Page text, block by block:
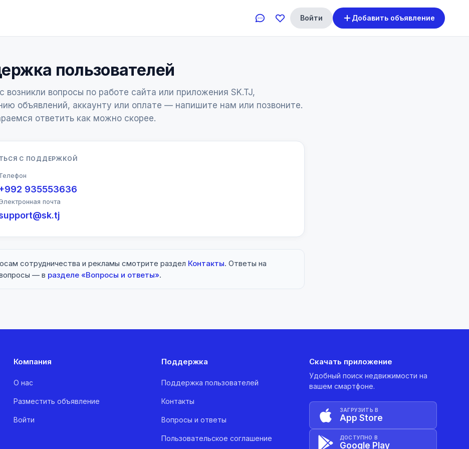
Войти Добавить объявление
пользователей
возникли вопросы по работе сайта или приложения SK.TJ,
объявлений, аккаунту или оплате — напишите нам или позвоните.
ответить как можно скорее.
С ПОДДЕРЖКОЙ
935553636
почта
сотрудничества и рекламы смотрите раздел Контакты. Ответы на
— в разделе «Вопросы и ответы».
Компания
О нас
Разместить объявление
Войти
Поддержка
Поддержка пользователей
Контакты
Вопросы и ответы
Пользовательское соглашение
Скачать приложение
Удобный поиск недвижимости на
вашем смартфоне.
ЗАГРУЗИТЬ В
App Store
ДОСТУПНО В
Google Play